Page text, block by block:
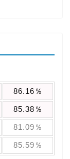
86.16％
85.38％
81.09％
85.59％